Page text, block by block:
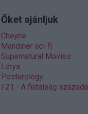
Őket ajánljuk
Cheyne
Mandiner sci-fi
Supernatural Movies
Letya
Posterology
F21 - A fiatalság százada